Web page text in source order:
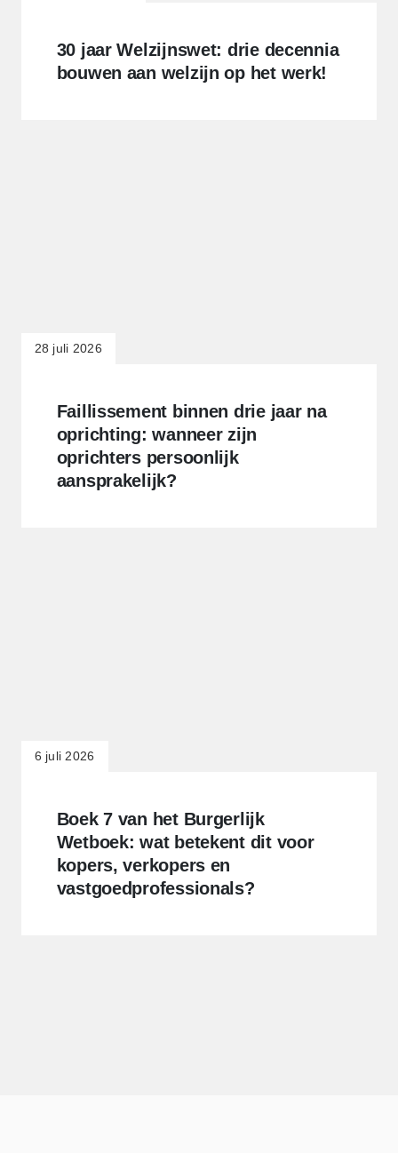
30 jaar Welzijnswet: drie decennia
bouwen aan welzijn op het werk!
Faillissement binnen drie jaar na
oprichting: wanneer zijn
oprichters persoonlijk
aansprakelijk?
28 juli 2026
Boek 7 van het Burgerlijk
Wetboek: wat betekent dit voor
kopers, verkopers en
vastgoedprofessionals?
6 juli 2026